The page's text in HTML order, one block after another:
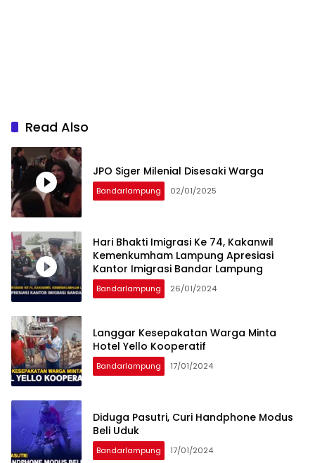
Read Also
JPO Siger Milenial Disesaki Warga
Bandarlampung 02/01/2025
Hari Bhakti Imigrasi Ke 74, Kakanwil
Kemenkumham Lampung Apresiasi
Kantor Imigrasi Bandar Lampung
Bandarlampung 26/01/2024
Langgar Kesepakatan Warga Minta
Hotel Yello Kooperatif
Bandarlampung 17/01/2024
Diduga Pasutri, Curi Handphone Modus
Beli Uduk
Bandarlampung 17/01/2024